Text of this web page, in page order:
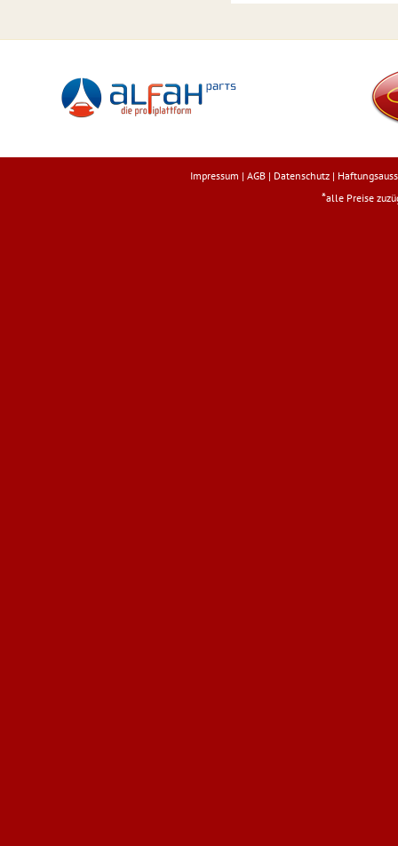
Impressum | AGB | Datenschutz |
*alle Preise